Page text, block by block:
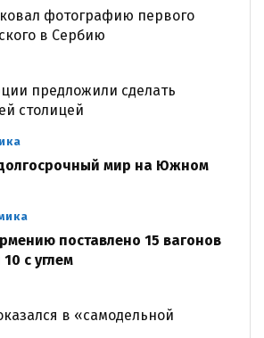
фотографию первого
в Сербию
предложили сделать
столицей
мир на Южном
поставлено 15 вагонов
с углем
в «самодельной